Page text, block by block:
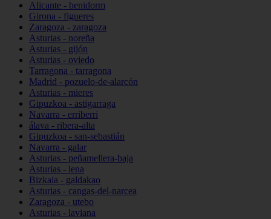
Alicante - benidorm
Girona - figueres
Zaragoza - zaragoza
Asturias - noreña
Asturias - gijón
Asturias - oviedo
Tarragona - tarragona
Madrid - pozuelo-de-alarcón
Asturias - mieres
Gipuzkoa - astigarraga
Navarra - erriberri
álava - ribera-alta
Gipuzkoa - san-sebastián
Navarra - galar
Asturias - peñamellera-baja
Asturias - lena
Bizkaia - galdakao
Asturias - cangas-del-narcea
Zaragoza - utebo
Asturias - laviana